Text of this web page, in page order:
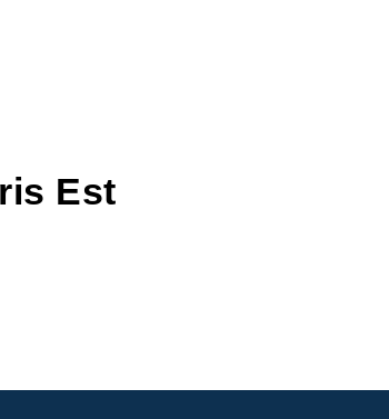
Est